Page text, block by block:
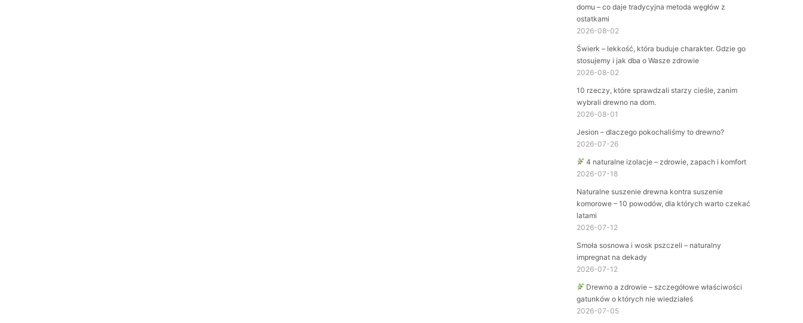
domu – co daje tradycyjna metoda węgłów z
ostatkami
2026-08-02
Świerk – lekkość, która buduje charakter. Gdzie go
stosujemy i jak dba o Wasze zdrowie
2026-08-02
10 rzeczy, które sprawdzali starzy cieśle, zanim
wybrali drewno na dom.
2026-08-01
Jesion – dlaczego pokochaliśmy to drewno?
2026-07-26
4 naturalne izolacje – zdrowie, zapach i komfort
2026-07-18
Naturalne suszenie drewna kontra suszenie
komorowe – 10 powodów, dla których warto czekać
latami
2026-07-12
Smoła sosnowa i wosk pszczeli – naturalny
impregnat na dekady
2026-07-12
Drewno a zdrowie – szczegółowe właściwości
gatunków o których nie wiedziałeś
2026-07-05